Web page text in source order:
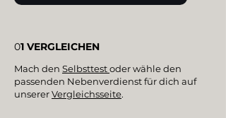
01 VERGLEICHEN
Mach den Selbsttestoder wähle den
passenden Nebenverdienst für dich auf
unsererVergleichsseite.